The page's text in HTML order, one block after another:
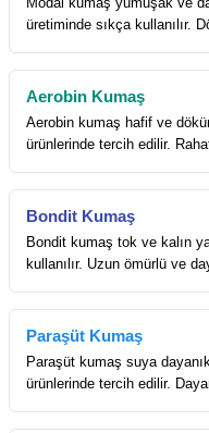
üretiminde sıkça kullanılır.
Aerobin Kumaş
Aerobin kumaş hafif ve
ürünlerinde tercih edilir.
Bondit Kumaş
Bondit kumaş tok ve kalın
kullanılır. Uzun ömürlü ve
Paraşüt Kumaş
Paraşüt kumaş suya
ürünlerinde tercih edilir.